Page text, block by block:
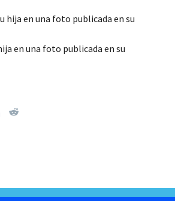
en una foto publicada en su